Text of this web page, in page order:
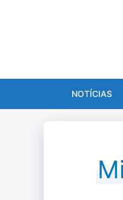
NOTÍCIAS